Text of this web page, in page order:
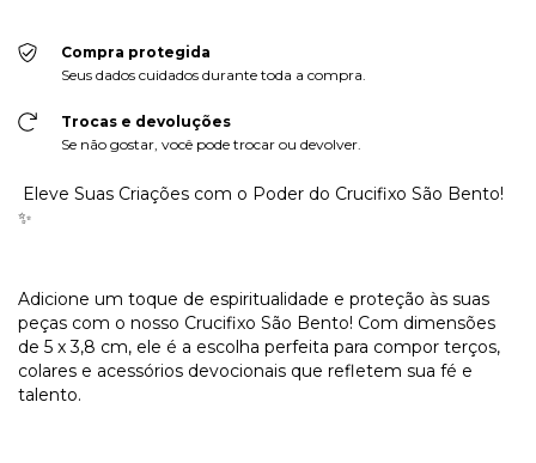
Compra protegida
Seus dados cuidados durante toda a compra.
Trocas e devoluções
Se não gostar, você pode trocar ou devolver.
Eleve Suas Criações com o Poder do Crucifixo São Bento!
✨
Adicione um toque de espiritualidade e proteção às suas
peças com o nosso Crucifixo São Bento! Com dimensões
de 5 x 3,8 cm, ele é a escolha perfeita para compor terços,
colares e acessórios devocionais que refletem sua fé e
talento.